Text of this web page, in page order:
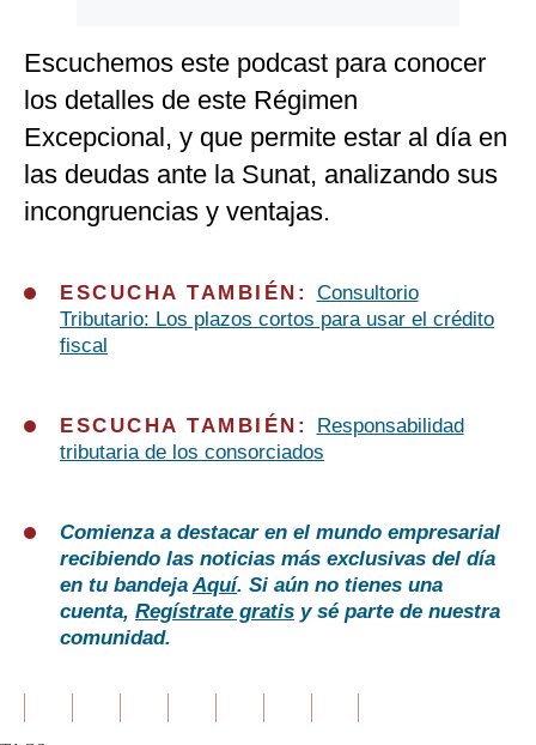
Escuchemos este podcast para conocer
los detalles de este Régimen
Excepcional, y que permite estar al día en
las deudas ante la Sunat, analizando sus
incongruencias y ventajas.
ESCUCHA TAMBIÉN: Consultorio
Tributario: Los plazos cortos para usar el crédito
fiscal
ESCUCHA TAMBIÉN: Responsabilidad
tributaria de los consorciados
Comienza a destacar en el mundo empresarial
recibiendo las noticias más exclusivas del día
en tu bandejaAquí. Si aún no tienes una
cuenta, Regístrate gratis y sé parte de nuestra
comunidad.